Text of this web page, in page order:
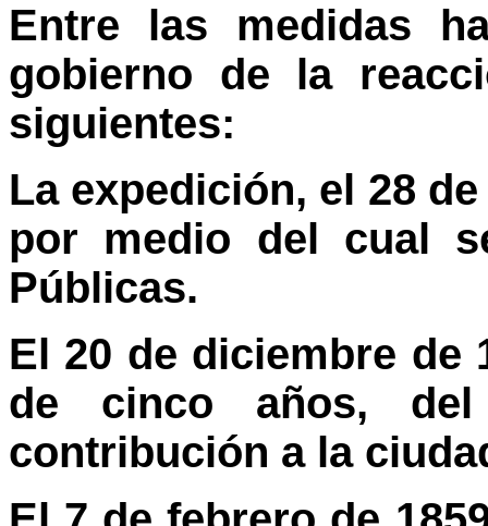
Entre las medidas
gobierno de la
siguientes:
La expedición, el 28
por medio del cual
Públicas.
El 20 de diciembre de
de cinco años,
contribución a la